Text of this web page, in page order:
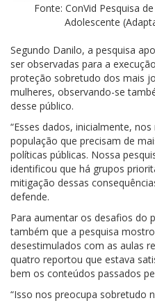
Fonte: ConVid Pesquisa
Adolescente
Segundo Danilo, a pesquisa
ser observadas para a
proteção sobretudo dos mais
mulheres, observando-se
desse público.
“Esses dados, inicialmente,
população que precisam de
políticas públicas. Nossa
identificou que há grupos
mitigação dessas
defende.
Para aumentar os desafios do
também que a pesquisa
desestimulados com as aulas
quatro reportou que estava
bem os conteúdos passados
“Isso nos preocupa sobretudo